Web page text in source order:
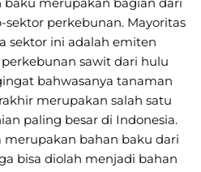
perkebunan. Mayoritas
sektor ini adalah emiten
sawit dari hulu
bahwasanya tanaman
merupakan salah satu
paling besar di Indonesia.
merupakan bahan baku dari
bisa diolah menjadi bahan